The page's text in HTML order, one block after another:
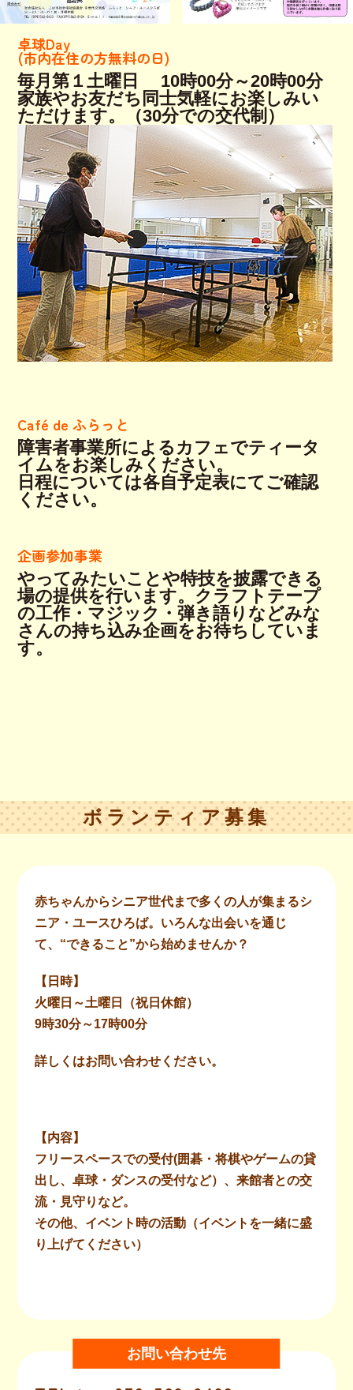
卓球Day
(市内在住の方無料の日)
毎月第１土曜日 10時00分～20時00分
家族やお友だち同士気軽にお楽しみい
ただけます。（30分での交代制）
Café de ふらっと
障害者事業所によるカフェでティータ
イムをお楽しみください。
日程については各自予定表にてご確認
ください。
企画参加事業
やってみたいことや特技を披露できる
場の提供を行います。クラフトテープ
の工作・マジック・弾き語りなどみな
さんの持ち込み企画をお待ちしていま
す。
ボランティア募集
赤ちゃんからシニア世代まで多くの人が集まるシ
ニア・ユースひろば。いろんな出会いを通じ
て、“できること”から始めませんか？
【日時】
火曜日～土曜日（祝日休館）
9時30分～17時00分
詳しくはお問い合わせください。
【内容】
フリースペースでの受付(囲碁・将棋やゲームの貸
出し、卓球・ダンスの受付など）、来館者との交
流・見守りなど。
その他、イベント時の活動（イベントを一緒に盛
り上げてください）
お問い合わせ先